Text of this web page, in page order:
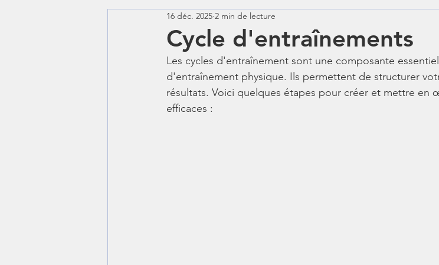
cross training yoga Diét
Cycle d'entraînements
16 déc. 2025 2 min de lecture
Les cycles d'entraînement sont une composante
d'entraînement physique. Ils permettent de structurer
résultats. Voici quelques étapes pour créer et mettre en
efficaces :